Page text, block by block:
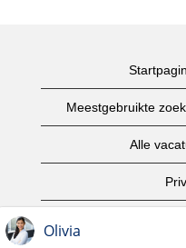
Meestgebruikte
Alle